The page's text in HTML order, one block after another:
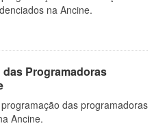
na Ancine.
Programadoras
das programadoras
Ancine.